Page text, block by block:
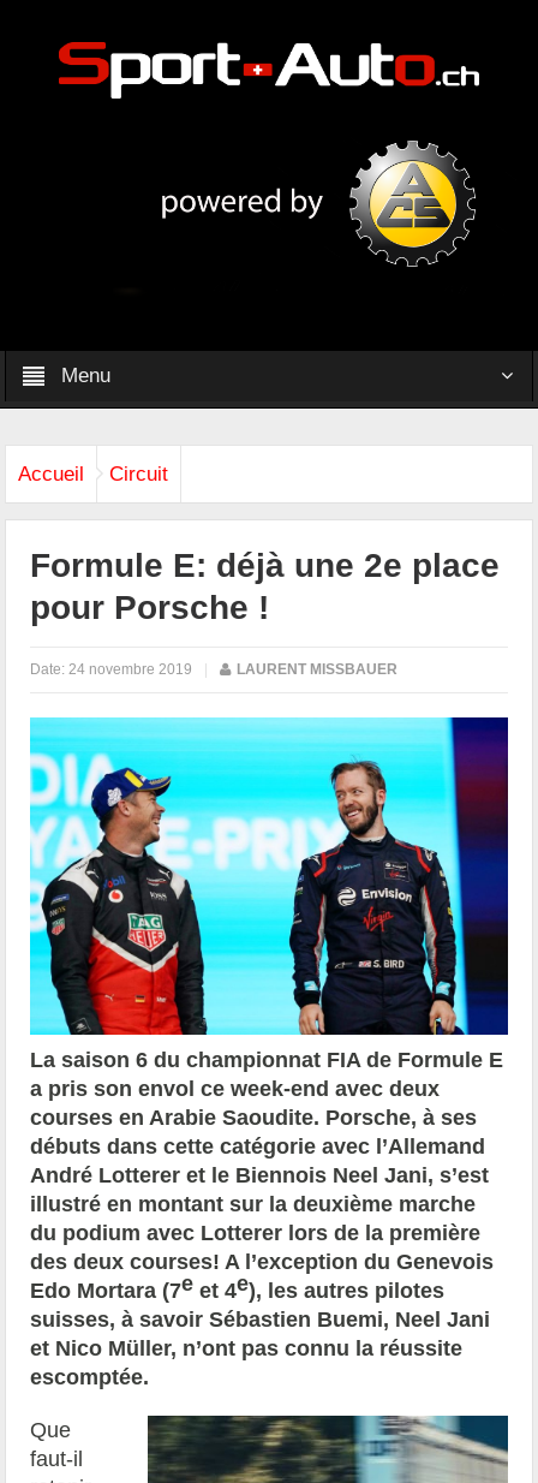
Menu
Accueil Circuit
Formule E: déjà une 2e place
pour Porsche !
Date: 24 novembre 2019 | LAURENT MISSBAUER
La saison 6 du championnat FIA de Formule E
a pris son envol ce week-end avec deux
courses en Arabie Saoudite. Porsche, à ses
débuts dans cette catégorie avec l’Allemand
André Lotterer et le Biennois Neel Jani, s’est
illustré en montant sur la deuxième marche
du podium avec Lotterer lors de la première
des deux courses! A l’exception du Genevois
Edo Mortara (7e et 4e), les autres pilotes
suisses, à savoir Sébastien Buemi, Neel Jani
et Nico Müller, n’ont pas connu la réussite
escomptée.
Que
faut-il